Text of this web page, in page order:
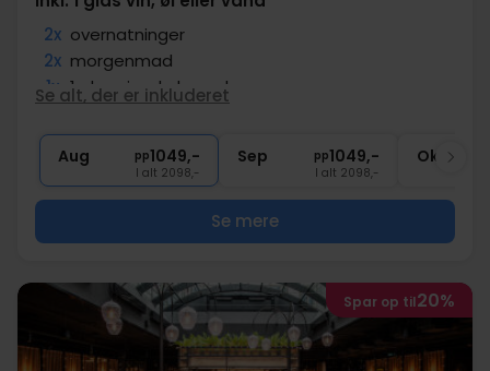
2x overnatninger
2x morgenmad
1x 1 glas vin, øl el. vand
∞ Gratis internet
Se alt, der er inkluderet
Aug pp1049,-
I alt 2098,-
Sep pp1049,-
I alt 2098,-
Okt
Se mere
Spar op til20%